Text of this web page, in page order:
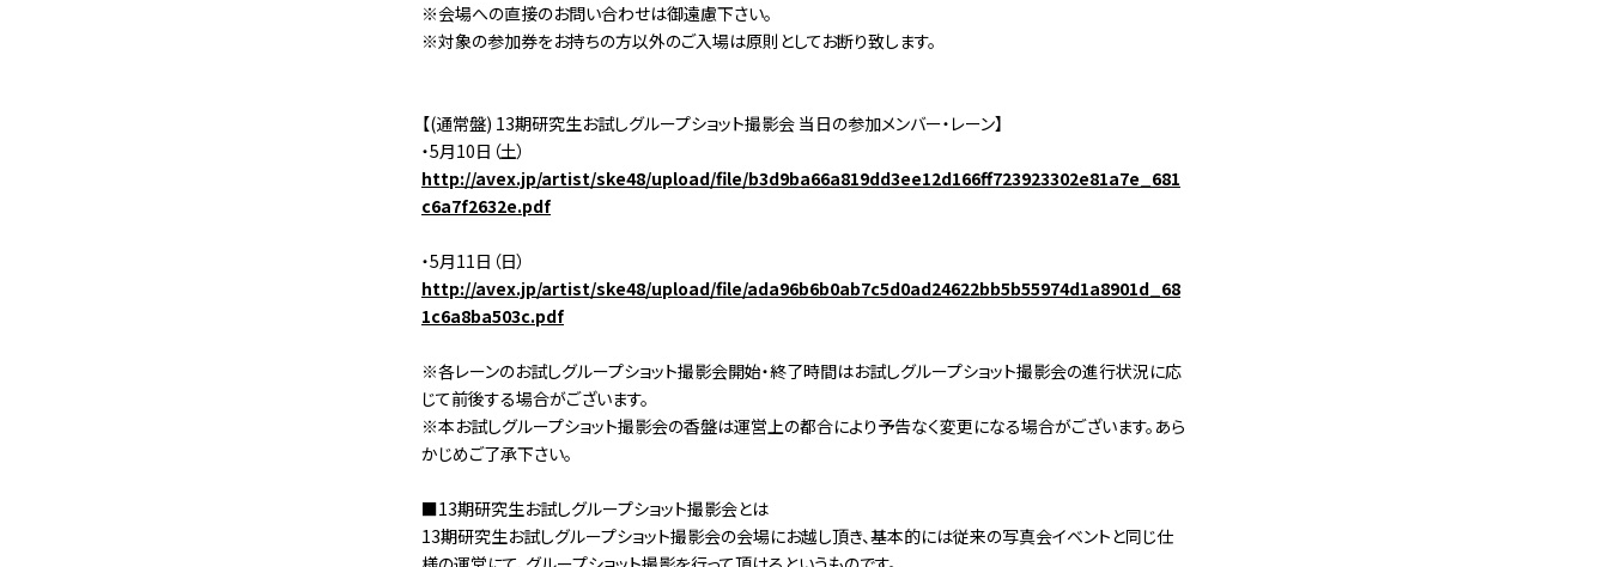
※会場への直接のお問い合わせは御遠慮下さい。
※対象の参加券をお持ちの方以外のご入場は原則としてお断り致します。
【(通常盤) 13期研究生お試しグループショット撮影会 当日の参加メンバー・レーン】
・5月10日（土）
http://avex.jp/artist/ske48/upload/file/b3d9ba66a819dd3ee12d166ff723923302e81a7e_681
c6a7f2632e.pdf
・5月11日（日）
http://avex.jp/artist/ske48/upload/file/ada96b6b0ab7c5d0ad24622bb5b55974d1a8901d_68
1c6a8ba503c.pdf
※各レーンのお試しグループショット撮影会開始・終了時間はお試しグループショット撮影会の進行状況に応
じて前後する場合がございます。
※本お試しグループショット撮影会の香盤は運営上の都合により予告なく変更になる場合がございます。あら
かじめご了承下さい。
■13期研究生お試しグループショット撮影会とは
13期研究生お試しグループショット撮影会の会場にお越し頂き、基本的には従来の写真会イベントと同じ仕